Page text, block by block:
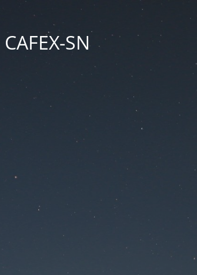
CAFEX-SN